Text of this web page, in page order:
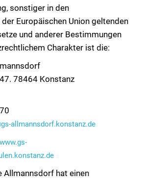
sonstiger in den
Europäischen Union geltenden
und anderer Bestimmungen
Charakter ist die:
78464 Konstanz
allmannsdorf.konstanz.de
Allmannsdorf hat einen